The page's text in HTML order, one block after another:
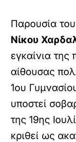
Παρουσία
Νίκου
εγκαίνια
αίθουσας
1ου
υποστεί
της 19ης
κριθεί ως